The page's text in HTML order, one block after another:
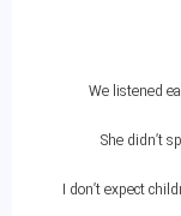
We listened
She didn’t
I don’t expect